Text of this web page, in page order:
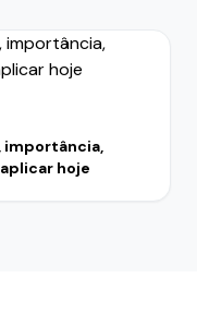
importância,
hoje